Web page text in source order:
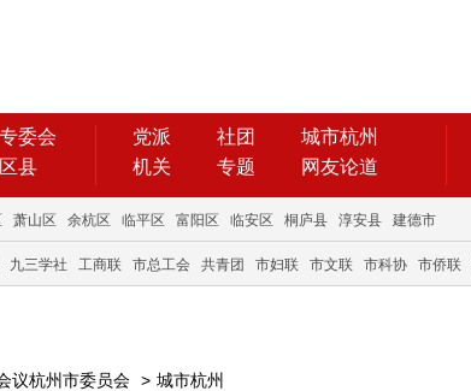
专委会
区县
党派 社团
城市杭州
机关
专题 网友论道
萧山区 余杭区 临平区 富阳区 临安区 桐庐县 淳安县 建德市
九三学社 工商联 市总工会 共青团 市妇联 市文联 市科协 市侨联
议杭州市委员会 > 城市杭州